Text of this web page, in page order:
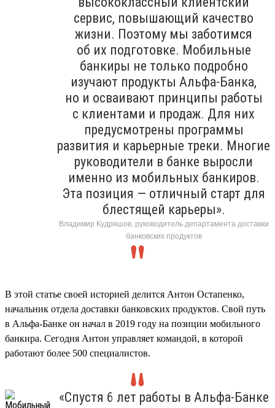
сервис, повышающий качество
жизни. Поэтому мы заботимся
об их подготовке. Мобильные
банкиры не только подробно
изучают продукты Альфа-Банка,
но и осваивают принципы работы
с клиентами и продаж. Для них
предусмотрены программы
развития и карьерные треки. Многие
руководители в банке выросли
именно из мобильных банкиров.
Эта позиция — отличный старт для
блестящей карьеры».
Владимир Кудряшов, руководитель департамента доставки
банковских продуктов
В этой статье своей историей делится Антон Остапенко,
начальник отдела доставки банковских продуктов. Свой путь
в Альфа-Банке он начал в 2019 году на позиции мобильного
банкира. Сегодня Антон управляет командой, в которой
работают более 500 специалистов.
«Спустя 6 лет работы в Альфа-Банке